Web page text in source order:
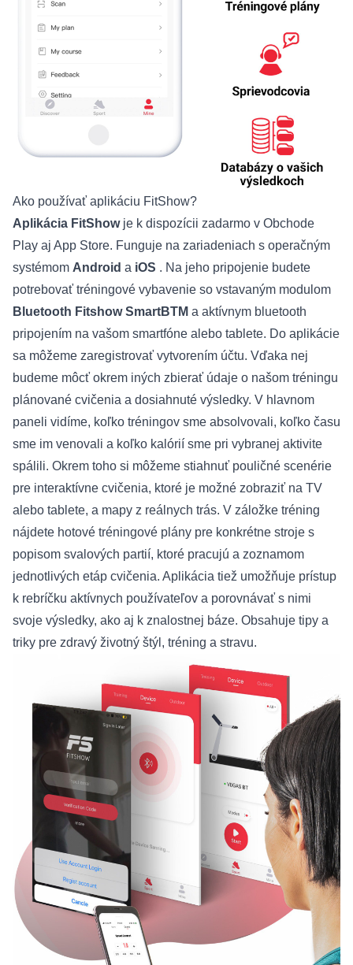
Ako používať aplikáciu FitShow?
Aplikácia FitShow je k dispozícii zadarmo v Obchode
Play aj App Store. Funguje na zariadeniach s operačným
systémom Android a iOS . Na jeho pripojenie budete
potrebovať tréningové vybavenie so vstavaným modulom
Bluetooth Fitshow SmartBTM a aktívnym bluetooth
pripojením na vašom smartfóne alebo tablete. Do aplikácie
sa môžeme zaregistrovať vytvorením účtu. Vďaka nej
budeme môcť okrem iných zbierať údaje o našom tréningu
plánované cvičenia a dosiahnuté výsledky. V hlavnom
paneli vidíme, koľko tréningov sme absolvovali, koľko času
sme im venovali a koľko kalórií sme pri vybranej aktivite
spálili. Okrem toho si môžeme stiahnuť pouličné scenérie
pre interaktívne cvičenia, ktoré je možné zobraziť na TV
alebo tablete, a mapy z reálnych trás. V záložke tréning
nájdete hotové tréningové plány pre konkrétne stroje s
popisom svalových partií, ktoré pracujú a zoznamom
jednotlivých etáp cvičenia. Aplikácia tiež umožňuje prístup
k rebríčku aktívnych používateľov a porovnávať s nimi
svoje výsledky, ako aj k znalostnej báze. Obsahuje tipy a
triky pre zdravý životný štýl, tréning a stravu.